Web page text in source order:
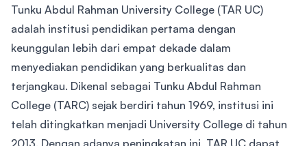
Tunku Abdul Rahman University College (TAR UC)
adalah institusi pendidikan pertama dengan
keunggulan lebih dari empat dekade dalam
menyediakan pendidikan yang berkualitas dan
terjangkau. Dikenal sebagai Tunku Abdul Rahman
College (TARC) sejak berdiri tahun 1969, institusi ini
telah ditingkatkan menjadi University College di tahun